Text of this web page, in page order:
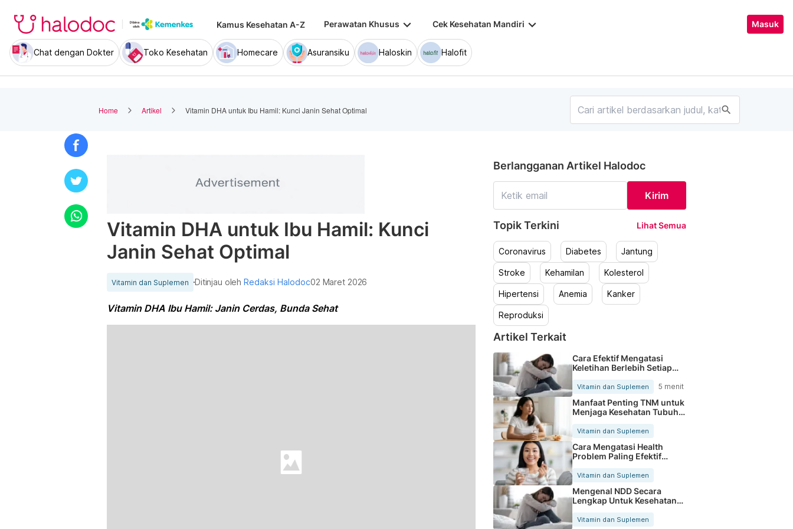
Kamus Kesehatan A-Z Perawatan Khusus keyboard_arrow_down Cek Kesehatan Mandiri keyboard_arrow_down Masuk
Chat dengan Dokter Toko Kesehatan Homecare Asuransiku Haloskin Halofit
Home Artikel Vitamin DHA untuk Ibu Hamil: Kunci Janin Sehat Optimal search
Vitamin DHA untuk Ibu Hamil: Kunci
Janin Sehat Optimal
Vitamin dan Suplemen Ditinjau olehRedaksi Halodoc02 Maret 2026
Vitamin DHA Ibu Hamil: Janin Cerdas, Bunda Sehat
Berlangganan Artikel Halodoc
Kirim
Topik Terkini Lihat Semua
Coronavirus Diabetes Jantung
Stroke Kehamilan Kolesterol
Hipertensi Anemia Kanker
Reproduksi
Artikel Terkait
Cara Efektif Mengatasi
Keletihan Berlebih Setiap
Vitamin dan Suplemen 5 menit
Manfaat Penting TNM untuk
Menjaga Kesehatan Tubuh
Vitamin dan Suplemen
Cara Mengatasi Health
Problem Paling Efektif
Setiap Hari
Vitamin dan Suplemen
Mengenal NDD Secara
Lengkap Untuk Kesehatan
Vitamin dan Suplemen